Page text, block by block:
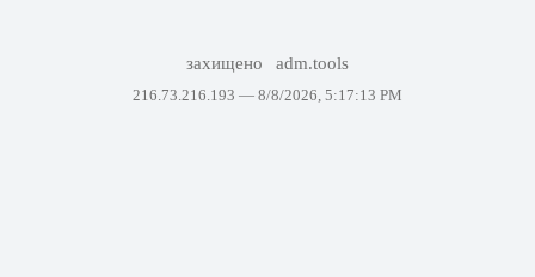
захищено adm.tools
216.73.216.193 — 8/8/2026, 5:17:13 PM